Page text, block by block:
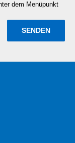
dem Menüpunkt